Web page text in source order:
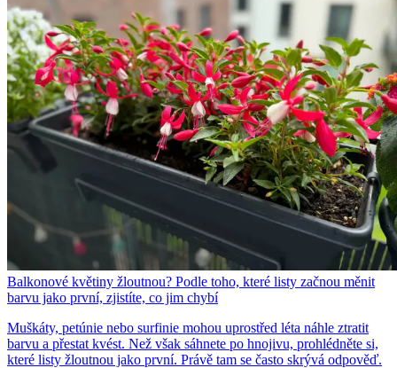
Balkonové květiny žloutnou? Podle toho, které listy začnou měnit
barvu jako první, zjistíte, co jim chybí
Muškáty, petúnie nebo surfinie mohou uprostřed léta náhle ztratit
barvu a přestat kvést. Než však sáhnete po hnojivu, prohlédněte si,
které listy žloutnou jako první. Právě tam se často skrývá odpověď.